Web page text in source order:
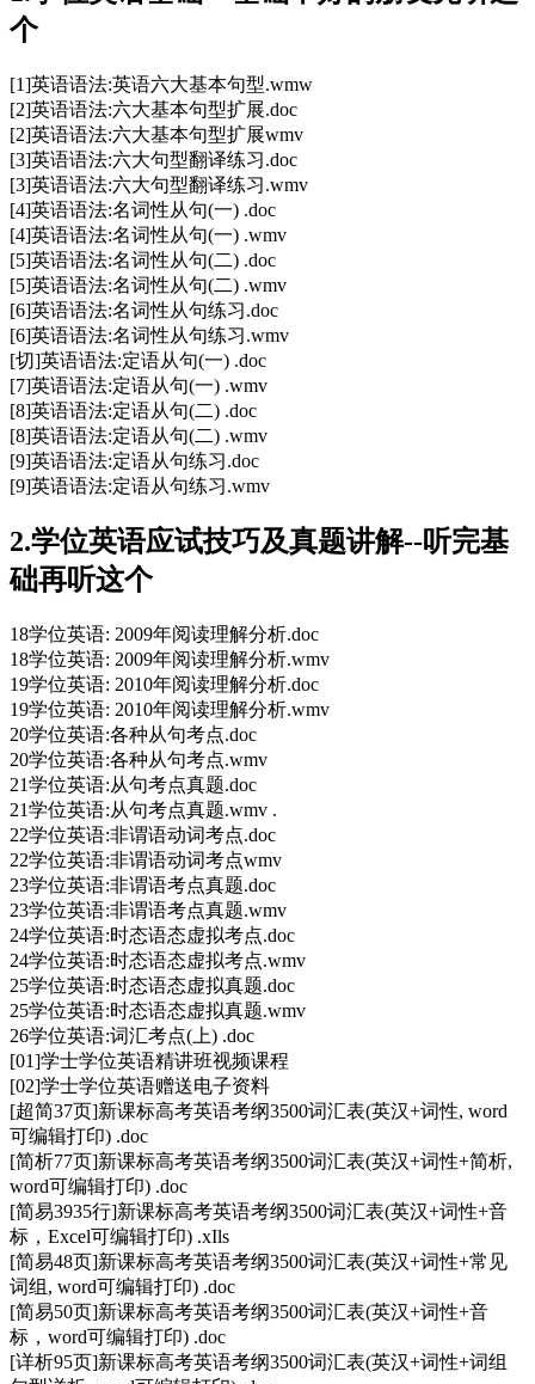
个
[1]英语语法:英语六大基本句型.wmw
[2]英语语法:六大基本句型扩展.doc
[2]英语语法:六大基本句型扩展wmv
[3]英语语法:六大句型翻译练习.doc
[3]英语语法:六大句型翻译练习.wmv
[4]英语语法:名词性从句(一) .doc
[4]英语语法:名词性从句(一) .wmv
[5]英语语法:名词性从句(二) .doc
[5]英语语法:名词性从句(二) .wmv
[6]英语语法:名词性从句练习.doc
[6]英语语法:名词性从句练习.wmv
[切]英语语法:定语从句(一) .doc
[7]英语语法:定语从句(一) .wmv
[8]英语语法:定语从句(二) .doc
[8]英语语法:定语从句(二) .wmv
[9]英语语法:定语从句练习.doc
[9]英语语法:定语从句练习.wmv
2.学位英语应试技巧及真题讲解--听完基
础再听这个
18学位英语: 2009年阅读理解分析.doc
18学位英语: 2009年阅读理解分析.wmv
19学位英语: 2010年阅读理解分析.doc
19学位英语: 2010年阅读理解分析.wmv
20学位英语:各种从句考点.doc
20学位英语:各种从句考点.wmv
21学位英语:从句考点真题.doc
21学位英语:从句考点真题.wmv .
22学位英语:非谓语动词考点.doc
22学位英语:非谓语动词考点wmv
23学位英语:非谓语考点真题.doc
23学位英语:非谓语考点真题.wmv
24学位英语:时态语态虚拟考点.doc
24学位英语:时态语态虚拟考点.wmv
25学位英语:时态语态虚拟真题.doc
25学位英语:时态语态虚拟真题.wmv
26学位英语:词汇考点(上) .doc
[01]学士学位英语精讲班视频课程
[02]学士学位英语赠送电子资料
[超简37页]新课标高考英语考纲3500词汇表(英汉+词性, word
可编辑打印) .doc
[简析77页]新课标高考英语考纲3500词汇表(英汉+词性+简析,
word可编辑打印) .doc
[简易3935行]新课标高考英语考纲3500词汇表(英汉+词性+音
标，Excel可编辑打印) .xIls
[简易48页]新课标高考英语考纲3500词汇表(英汉+词性+常见
词组, word可编辑打印) .doc
[简易50页]新课标高考英语考纲3500词汇表(英汉+词性+音
标，word可编辑打印) .doc
[详析95页]新课标高考英语考纲3500词汇表(英汉+词性+词组